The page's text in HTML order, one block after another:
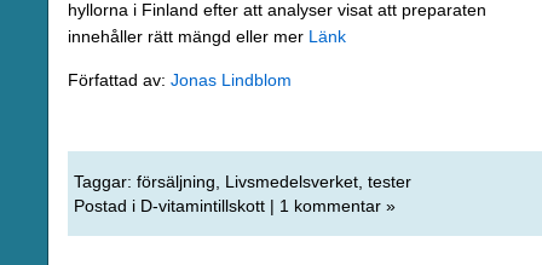
hyllorna i Finland efter att analyser visat att preparaten
innehåller rätt mängd eller mer Länk
Författad av: Jonas Lindblom
Taggar: försäljning Livsmedelsverket tester
Postad i D-vitamintillskott | 1 kommentar »